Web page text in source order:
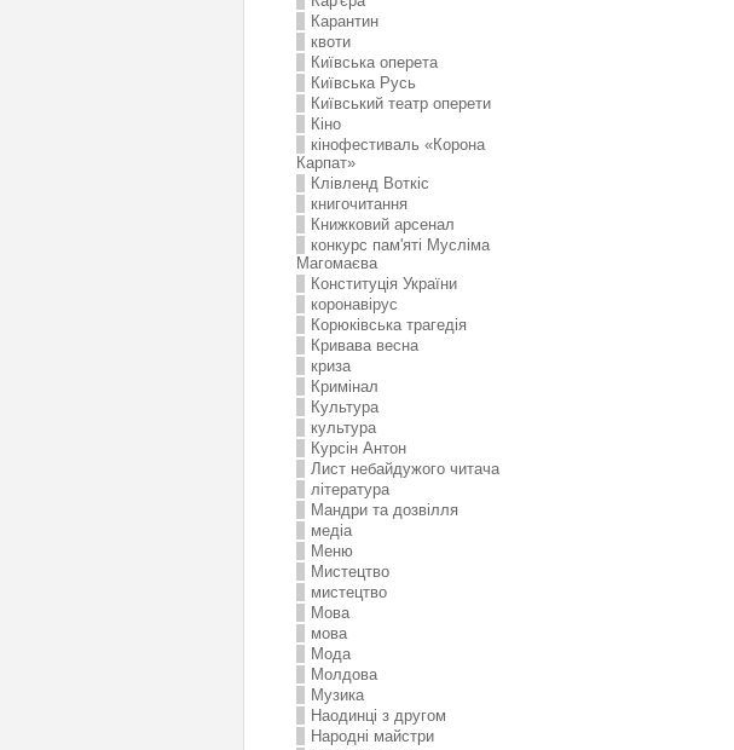
Карантин
квоти
Київська оперета
Київська Русь
Київський театр оперети
Кіно
кінофестиваль «Корона
Карпат»
Клівленд Воткіс
книгочитання
Книжковий арсенал
конкурс пам'яті Мусліма
Магомаєва
Конституція України
коронавірус
Корюківська трагедія
Кривава весна
криза
Кримінал
Культура
культура
Курсін Антон
Лист небайдужого читача
література
Мандри та дозвілля
медіа
Меню
Мистецтво
мистецтво
Мова
мова
Мода
Молдова
Музика
Наодинці з другом
Народні майстри